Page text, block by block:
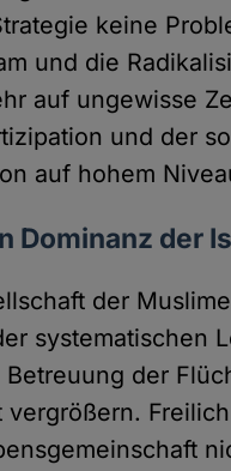
keine
und die
auf ungewisse
und der
auf hohem
Dominanz der
der
systematischen
der